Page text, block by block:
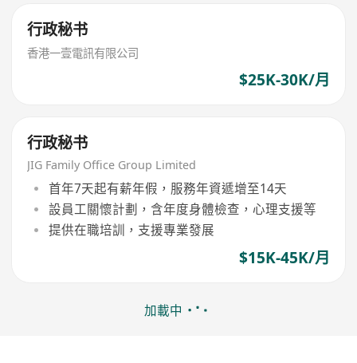
行政秘书
香港一壹電訊有限公司
$25K-30K/月
行政秘书
JIG Family Office Group Limited
首年7天起有薪年假，服務年資遞增至14天
設員工關懷計劃，含年度身體檢查，心理支援等
提供在職培訓，支援專業發展
$15K-45K/月
加載中